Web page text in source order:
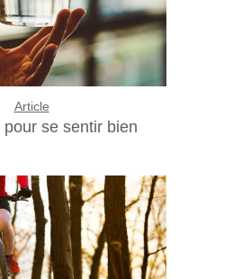
Article
pour se sentir bien